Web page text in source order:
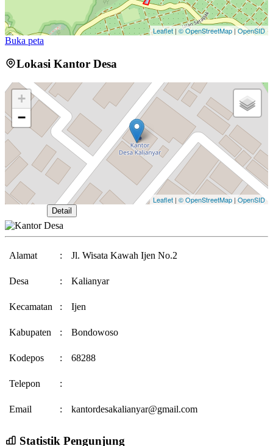
Leaflet | © OpenStreetMap |OpenSID
Buka peta
Lokasi Kantor Desa
+
−
Leaflet | © OpenStreetMap | OpenSID
Detail
Alamat : Jl. Wisata Kawah Ijen No.2
Desa : Kalianyar
Kecamatan : Ijen
Kabupaten : Bondowoso
Kodepos : 68288
Telepon :
Email : kantordesakalianyar@gmail.com
Statistik Pengunjung